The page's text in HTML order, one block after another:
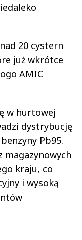
20 cystern
już wkrótce
AMIC
w hurtowej
dystrybucję
Pb95.
magazynowych
kraju, co
i wysoką